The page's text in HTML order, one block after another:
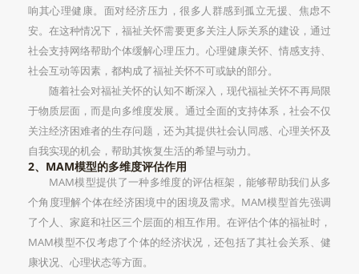
响其心理健康。面对经济压力，很多人群感到孤立无援、焦虑不
安。在这种情况下，福祉关怀需要更多关注人际关系的建设，通过
社会支持网络帮助个体缓解心理压力。心理健康关怀、情感支持、
社会互动等因素，都构成了福祉关怀不可或缺的部分。
随着社会对福祉关怀的认知不断深入，现代福祉关怀不再局限
于物质层面，而是向多维度发展。通过全面的支持体系，社会不仅
关注经济困难者的生存问题，还为其提供社会认同感、心理关怀及
自我实现的机会，帮助其恢复生活的希望与动力。
2、MAM模型的多维度评估作用
MAM模型提供了一种多维度的评估框架，能够帮助我们从多
个角度理解个体在经济困境中的困境及需求。MAM模型首先强调
了个人、家庭和社区三个层面的相互作用。在评估个体的福祉时，
MAM模型不仅考虑了个体的经济状况，还包括了其社会关系、健
康状况、心理状态等方面。